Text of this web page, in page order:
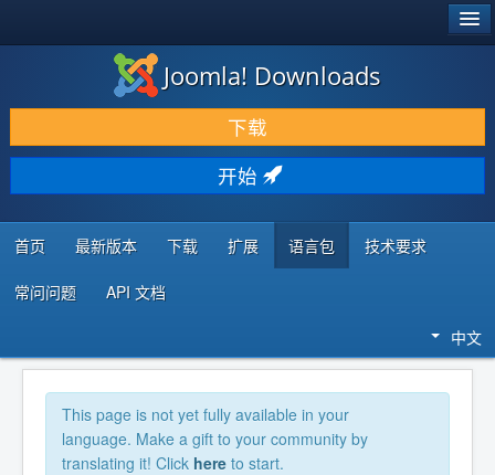
下载 & 扩展
发现 & 学习
社区 & 支持
开发者资源
Joomla! Downloads
下载
开始
首页 最新版本 下载 扩展 语言包 技术要求
常问问题 API 文档
中文
This page is not yet fully available in your
language. Make a gift to your community by
translating it! Click here to start.